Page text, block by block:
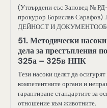
(Утвърдени със Заповед №
прокурор Борислав
ДЕЙНОСТ И
51. Методически
дела за престъпления
325а – 325в НПК
Тези насоки целят да
компетентните органи и
гарантиране стандартите за
отношение към животните.